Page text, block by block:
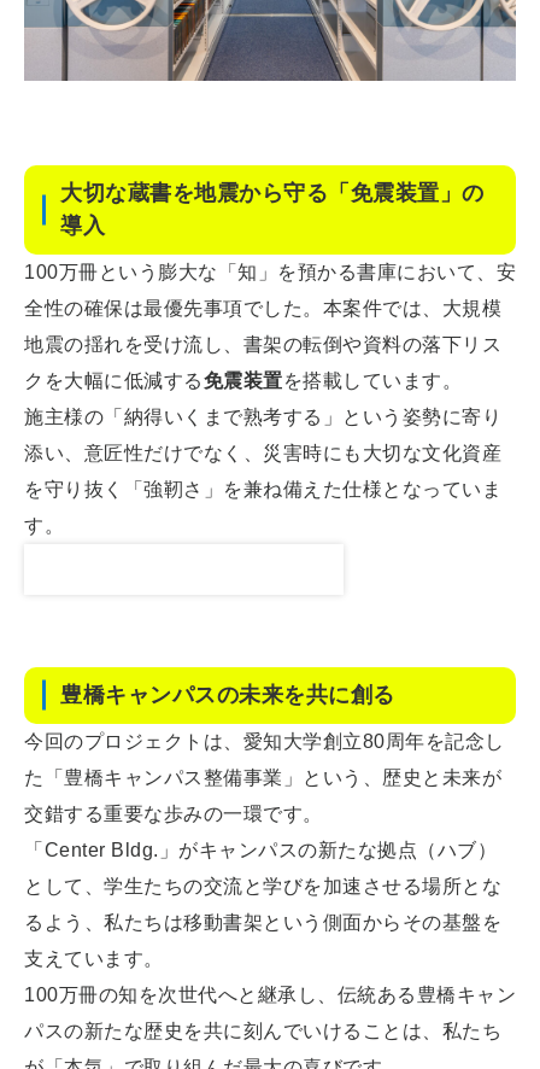
大切な蔵書を地震から守る「免震装置」の
導入
100万冊という膨大な「知」を預かる書庫において、安
全性の確保は最優先事項でした。本案件では、大規模
地震の揺れを受け流し、書架の転倒や資料の落下リス
クを大幅に低減する免震装置を搭載しています。
施主様の「納得いくまで熟考する」という姿勢に寄り
添い、意匠性だけでなく、災害時にも大切な文化資産
を守り抜く「強靭さ」を兼ね備えた仕様となっていま
す。
豊橋キャンパスの未来を共に創る
今回のプロジェクトは、愛知大学創立80周年を記念し
た「豊橋キャンパス整備事業」という、歴史と未来が
交錯する重要な歩みの一環です。
「Center Bldg.」がキャンパスの新たな拠点（ハブ）
として、学生たちの交流と学びを加速させる場所とな
るよう、私たちは移動書架という側面からその基盤を
支えています。
100万冊の知を次世代へと継承し、伝統ある豊橋キャン
パスの新たな歴史を共に刻んでいけることは、私たち